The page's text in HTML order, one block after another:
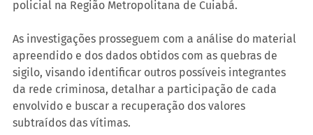
policial na Região Metropolitana de Cuiabá.
As investigações prosseguem com a análise do material
apreendido e dos dados obtidos com as quebras de
sigilo, visando identificar outros possíveis integrantes
da rede criminosa, detalhar a participação de cada
envolvido e buscar a recuperação dos valores
subtraídos das vítimas.